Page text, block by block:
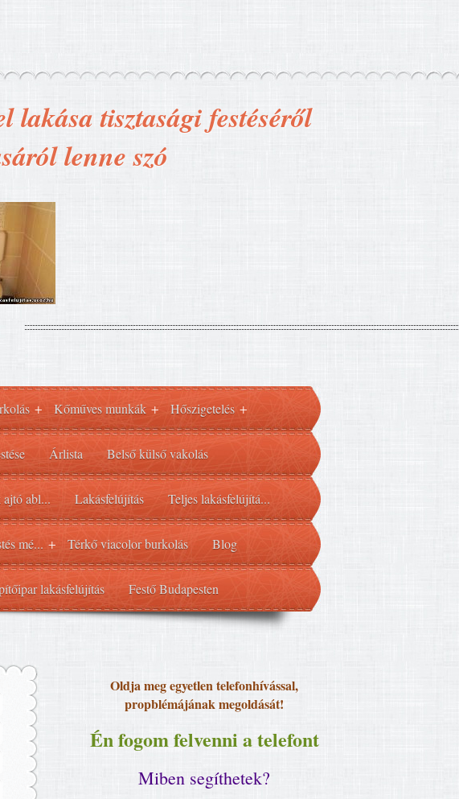
lakása tisztasági festéséről
lenne szó
+ Kőműves munkák + Hőszigetelés +
Árlista Belső külső vakolás
abl... Lakásfelújítás Teljes lakásfelújítá...
mé... + Térkő viacolor burkolás Blog
lakásfelújítás Festő Budapesten
Oldja meg egyetlen telefonhívással,
propblémájának megoldását!
Én fogom felvenni a telefont
Miben segíthetek?